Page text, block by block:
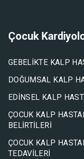
Çocuk
GEBELIKTE KALP
DOĞUMSAL KALP
EDINSEL KALP
ÇOCUK KALP
BELIRTILERI
ÇOCUK KALP
TEDAVILERI